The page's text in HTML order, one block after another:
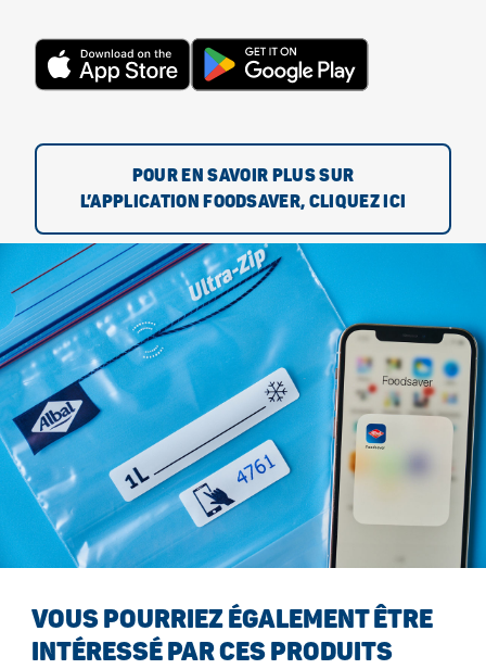
POUR EN SAVOIR PLUS SUR
L’APPLICATION FOODSAVER, CLIQUEZ ICI
VOUS POURRIEZ ÉGALEMENT ÊTRE
INTÉRESSÉ PAR CES PRODUITS